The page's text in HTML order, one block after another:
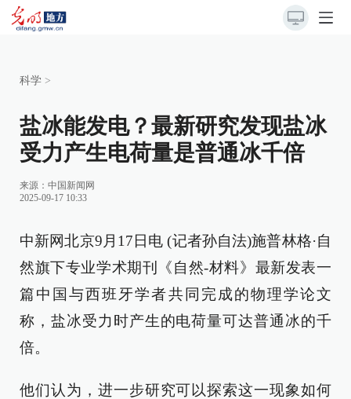
科学 >
盐冰能发电？最新研究发现盐冰
受力产生电荷量是普通冰千倍
来源： 中国新闻网
2025-09-17 10:33
中新网北京9月17日电 (记者孙自法)施普林格·自
然旗下专业学术期刊《自然-材料》最新发表一
篇中国与西班牙学者共同完成的物理学论文
称，盐冰受力时产生的电荷量可达普通冰的千
倍。
他们认为，进一步研究可以探索这一现象如何